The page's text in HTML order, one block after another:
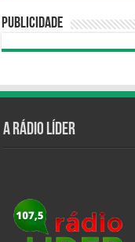
Publicidade
A Rádio Líder